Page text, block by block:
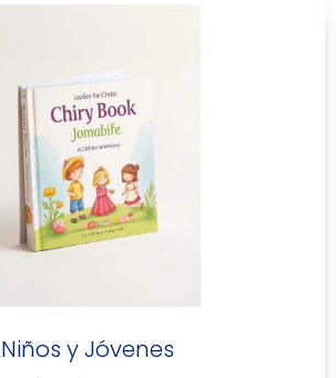
Niños y Jóvenes